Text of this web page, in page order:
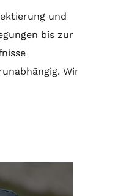
und
bis zur
Wir